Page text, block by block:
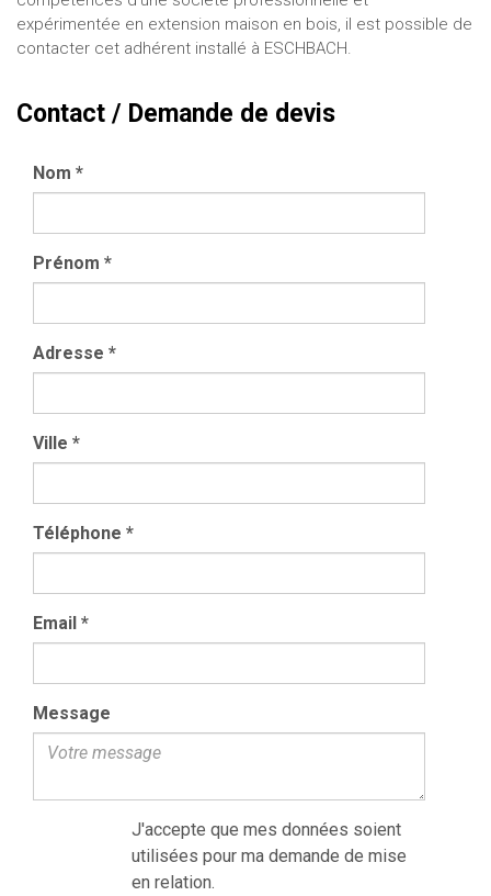
expérimentée en extension maison en bois, il est possible de
contacter cet adhérent installé à ESCHBACH.
Contact / Demande de devis
Nom *
Prénom *
Adresse *
Ville *
Téléphone *
Email *
Message
J'accepte que mes données soient
utilisées pour ma demande de mise
en relation.